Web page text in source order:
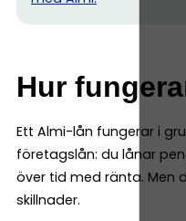
Hur
Ett Almi-lån fungerar i
företagslån: du lånar
över tid med ränta. Men
skillnader.